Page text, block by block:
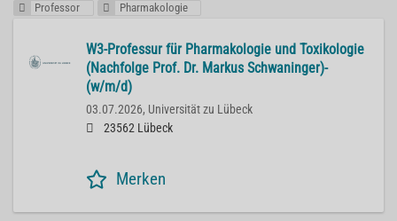
Professor Pharmakologie
W3-Professur für Pharmakologie und Toxikologie
(Nachfolge Prof. Dr. Markus Schwaninger)-
(w/m/d)
03.07.2026, Universität zu Lübeck
23562 Lübeck
Merken